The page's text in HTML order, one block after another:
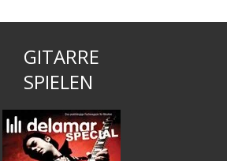
GITARRE
SPIELEN